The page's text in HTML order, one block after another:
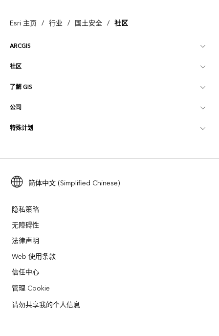
Esri 主页 / 行业 / 国土安全 / 社区
ARCGIS
ArcGIS 概览
制图
ArcGIS Online
开发者技术
ArcGIS Location Platform
ArcGIS Architecture Center
社区
Esri 社区
ArcGIS 博客
用户研究和测试
Esri 年轻专家关系网
活动
了解 GIS
什么是 GIS？
位置智能
培训
ArcUser
ArcNews
ArcWatch
Esri Press
Esri 视频
公司
关于 Esri
招贤纳士
合作伙伴
业务行为准则
环境与可持续发展倡议
网站地图
特殊计划
ArcGIS for Student Use
灾难响应
教育
非营利机构
种族平等
简体中文 (Simplified Chinese)
隐私策略
无障碍性
法律声明
Web 使用条款
信任中心
管理 Cookie
请勿共享我的个人信息